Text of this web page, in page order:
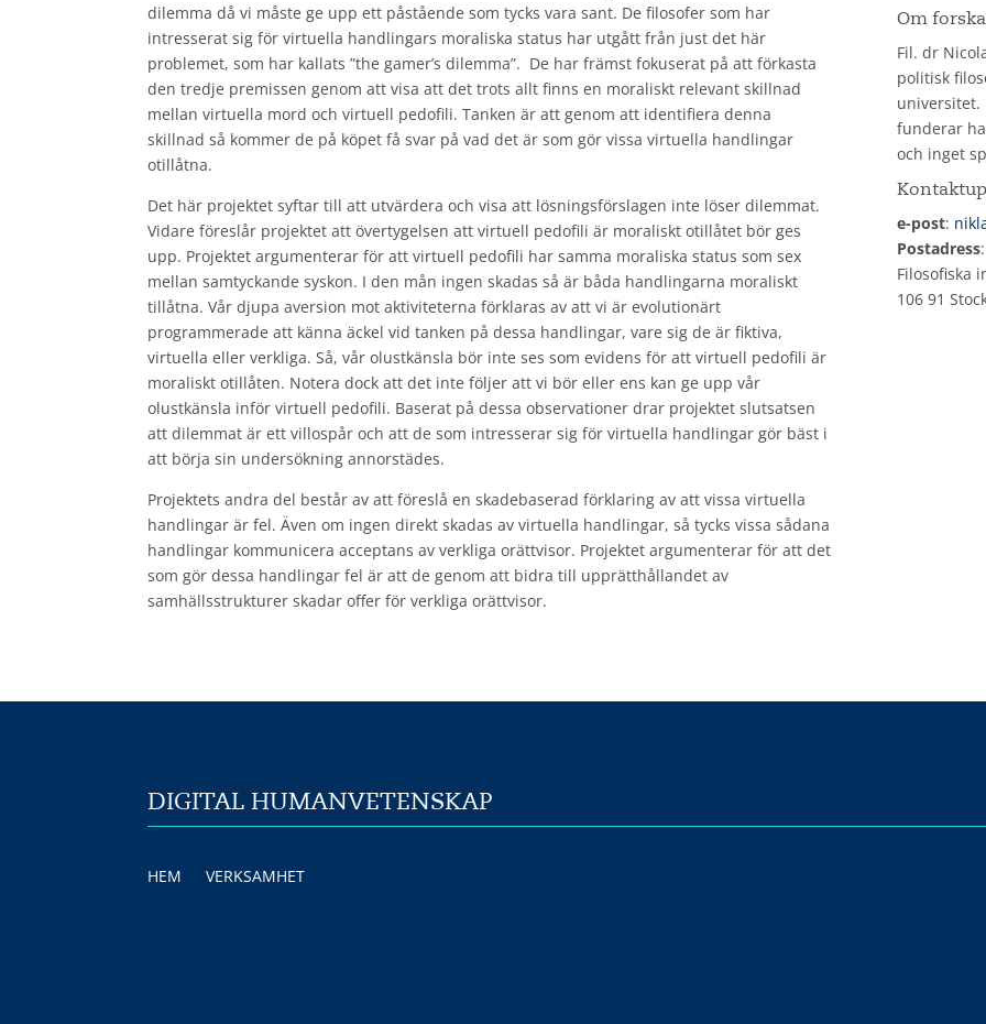
dilemma då vi måste ge upp ett påstående som tycks vara sant. De filosofer som har
intresserat sig för virtuella handlingars moraliska status har utgått från just det här
problemet, som har kallats ”the gamer’s dilemma”. De har främst fokuserat på att förkasta
den tredje premissen genom att visa att det trots allt finns en moraliskt relevant skillnad
mellan virtuella mord och virtuell pedofili. Tanken är att genom att identifiera denna
skillnad så kommer de på köpet få svar på vad det är som gör vissa virtuella handlingar
otillåtna.
Det här projektet syftar till att utvärdera och visa att lösningsförslagen inte löser dilemmat.
Vidare föreslår projektet att övertygelsen att virtuell pedofili är moraliskt otillåtet bör ges
upp. Projektet argumenterar för att virtuell pedofili har samma moraliska status som sex
mellan samtyckande syskon. I den mån ingen skadas så är båda handlingarna moraliskt
tillåtna. Vår djupa aversion mot aktiviteterna förklaras av att vi är evolutionärt
programmerade att känna äckel vid tanken på dessa handlingar, vare sig de är fiktiva,
virtuella eller verkliga. Så, vår olustkänsla bör inte ses som evidens för att virtuell pedofili är
moraliskt otillåten. Notera dock att det inte följer att vi bör eller ens kan ge upp vår
olustkänsla inför virtuell pedofili. Baserat på dessa observationer drar projektet slutsatsen
att dilemmat är ett villospår och att de som intresserar sig för virtuella handlingar gör bäst i
att börja sin undersökning annorstädes.
Projektets andra del består av att föreslå en skadebaserad förklaring av att vissa virtuella
handlingar är fel. Även om ingen direkt skadas av virtuella handlingar, så tycks vissa sådana
handlingar kommunicera acceptans av verkliga orättvisor. Projektet argumenterar för att det
som gör dessa handlingar fel är att de genom att bidra till upprätthållandet av
samhällsstrukturer skadar offer för verkliga orättvisor.
Om
Fil. dr
politisk
universitet.
funderar
och inget
e-post:
Postadress
Filosofiska
106 91
DIGITAL HUMANVETENSKAP
HEM VERKSAMHET